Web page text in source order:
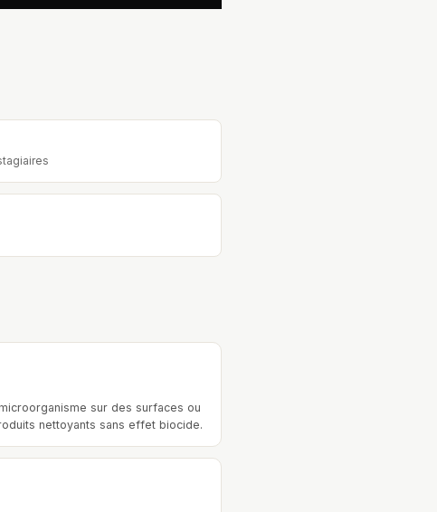
sur des surfaces ou
nettoyants sans effet biocide.